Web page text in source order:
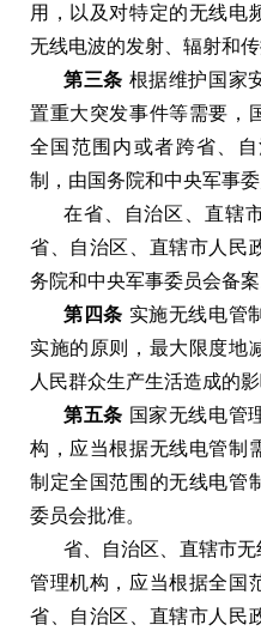
用，以及对特定的无线电
无线电波的发射、辐射和
第三条 根据维护国家
置重大突发事件等需要，
全国范围内或者跨省、
制，由国务院和中央军事委
在省、自治区、直辖
省、自治区、直辖市人民
务院和中央军事委员会备案
第四条 实施无线电管
实施的原则，最大限度地
人民群众生产生活造成的影
第五条 国家无线电管
构，应当根据无线电管制
制定全国范围的无线电管
委员会批准。
省、自治区、直辖市
管理机构，应当根据全国
省、自治区、直辖市人民